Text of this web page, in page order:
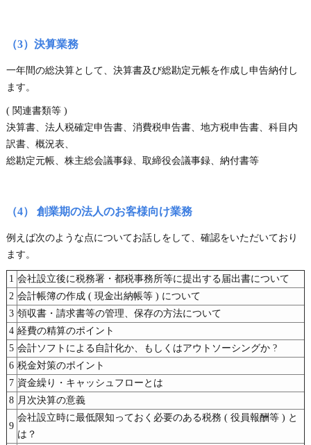
（3）決算業務
一年間の総決算として、決算書及び総勘定元帳を作成し申告納付し
ます。
( 関連書類等 )
決算書、法人税確定申告書、消費税申告書、地方税申告書、科目内
訳書、概況表、
総勘定元帳、株主総会議事録、取締役会議事録、納付書等
（4） 創業期の法人のお客様向け業務
例えば次のような点についてお話しをして、確認をいただいており
ます。
1 会社設立後に税務署・都税事務所等に提出する届出書について
2 会計帳簿の作成 ( 現金出納帳等 ) について
3 領収書・請求書等の管理、保存の方法について
4 経費の精算のポイント
5 会計ソフトによる自計化か、もしくはアウトソーシングか ?
6 税金対策のポイント
7 資金繰り・キャッシュフローとは
8 月次決算の意義
9
会社設立時に最低限知っておく必要のある税務 ( 役員報酬等 ) と
は？